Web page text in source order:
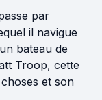
par
il navigue
bateau de
Troop, cette
et son